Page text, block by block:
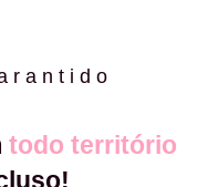
todo território